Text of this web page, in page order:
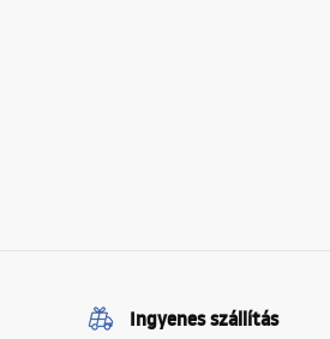
Ingyenes szállítás